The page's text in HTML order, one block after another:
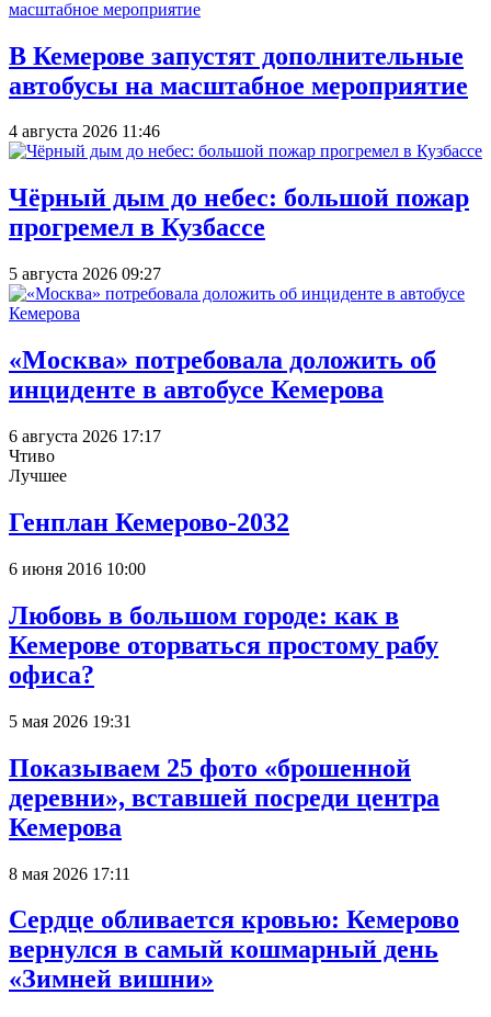
В Кемерове запустят дополнительные
автобусы на масштабное мероприятие
4 августа 2026 11:46
Чёрный дым до небес: большой пожар
прогремел в Кузбассе
5 августа 2026 09:27
«Москва» потребовала доложить об
инциденте в автобусе Кемерова
6 августа 2026 17:17
Чтиво
Лучшее
Генплан Кемерово-2032
6 июня 2016 10:00
Любовь в большом городе: как в
Кемерове оторваться простому рабу
офиса?
5 мая 2026 19:31
Показываем 25 фото «брошенной
деревни», вставшей посреди центра
Кемерова
8 мая 2026 17:11
Сердце обливается кровью: Кемерово
вернулся в самый кошмарный день
«Зимней вишни»